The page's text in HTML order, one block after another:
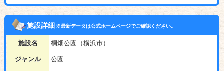
施設詳細※最新データは公式ホームページでご確認ください。
施設名 桐畑公園（横浜市）
ジャンル 公園